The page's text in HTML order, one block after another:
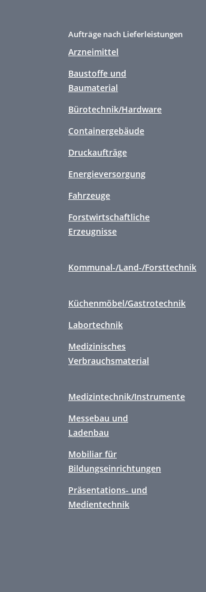
Aufträge nach Lieferleistungen
Arzneimittel
Baustoffe und
Baumaterial
Bürotechnik/Hardware
Containergebäude
Druckaufträge
Energieversorgung
Fahrzeuge
Forstwirtschaftliche
Erzeugnisse
Kommunal-/Land-/Forsttechnik
Küchenmöbel/Gastrotechnik
Labortechnik
Medizinisches
Verbrauchsmaterial
Medizintechnik/Instrumente
Messebau und
Ladenbau
Mobiliar für
Bildungseinrichtungen
Präsentations- und
Medientechnik